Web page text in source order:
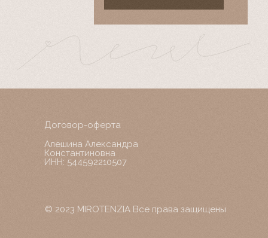
Договор-оферта
Алешина Александра
Константиновна
ИНН: 544592210507
© 2023 MIROTENZIA Все права защищены